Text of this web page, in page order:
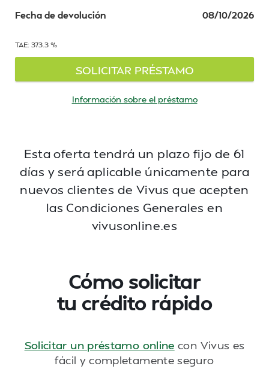
Fecha de devolución 08/10/2026
TAE: 373.3 %
SOLICITAR PRÉSTAMO
Información sobre el préstamo
Esta oferta tendrá un plazo fijo de 61
días y será aplicable únicamente para
nuevos clientes de Vivus que acepten
las Condiciones Generales en
vivusonline.es
Cómo solicitar
tu crédito rápido
Solicitar un préstamo online con Vivus es
fácil y completamente seguro